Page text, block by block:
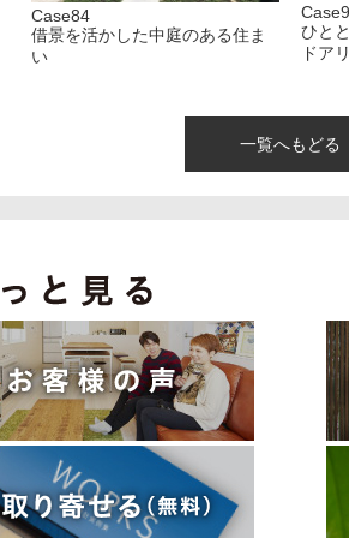
Case84
借景を活かした中庭のある住ま
い
ひと
ドア
一覧へもどる